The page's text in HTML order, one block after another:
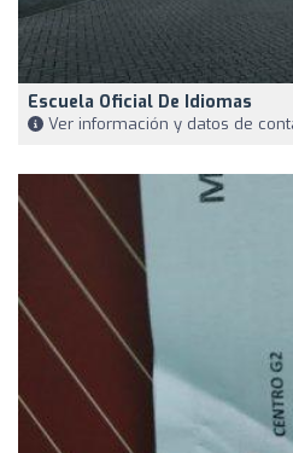
Escuela Oficial De Idiomas
Ver información y datos de